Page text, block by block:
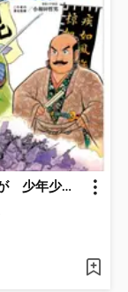
学習まんが 少年少女 人物日本の歴史 信玄と謙信